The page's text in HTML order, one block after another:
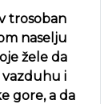
trosoban
naselju
žele da
vazduhu i
gore, a da